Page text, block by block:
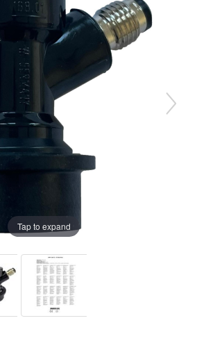
Tap to expand